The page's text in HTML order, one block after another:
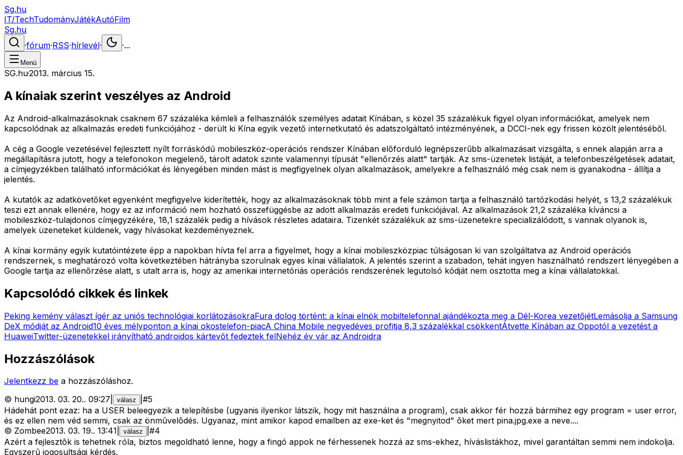
Sg.hu
IT/TechTudományJátékAutóFilm
Sg.hu
·fórum·RSS·hírlevél· ·...
Menü
SG.hu·2013. március 15.
A kínaiak szerint veszélyes az Android
Az Android-alkalmazásoknak csaknem 67 százaléka kémleli a felhasználók személyes adatait Kínában, s közel 35 százalékuk figyel olyan információkat, amelyek nem
kapcsolódnak az alkalmazás eredeti funkciójához - derült ki Kína egyik vezető internetkutató és adatszolgáltató intézményének, a DCCI-nek egy frissen közölt jelentéséből.
A cég a Google vezetésével fejlesztett nyílt forráskódú mobileszköz-operációs rendszer Kínában előforduló legnépszerűbb alkalmazásait vizsgálta, s ennek alapján arra a
megállapításra jutott, hogy a telefonokon megjelenő, tárolt adatok szinte valamennyi típusát "ellenőrzés alatt" tartják. Az sms-üzenetek listáját, a telefonbeszélgetések adatait,
a címjegyzékben található információkat és lényegében minden mást is megfigyelnek olyan alkalmazások, amelyekre a felhasználó még csak nem is gyanakodna - állítja a
jelentés.
A kutatók az adatkövetőket egyenként megfigyelve kiderítették, hogy az alkalmazásoknak több mint a fele számon tartja a felhasználó tartózkodási helyét, s 13,2 százalékuk
teszi ezt annak ellenére, hogy ez az információ nem hozható összefüggésbe az adott alkalmazás eredeti funkciójával. Az alkalmazások 21,2 százaléka kíváncsi a
mobileszköz-tulajdonos címjegyzékére, 18,1 százalék pedig a hívások részletes adataira. Tizenkét százalékuk az sms-üzenetekre specializálódott, s vannak olyanok is,
amelyek üzeneteket küldenek, vagy hívásokat kezdeményeznek.
A kínai kormány egyik kutatóintézete épp a napokban hívta fel arra a figyelmet, hogy a kínai mobileszközpiac túlságosan ki van szolgáltatva az Android operációs
rendszernek, s meghatározó volta következtében hátrányba szorulnak egyes kínai vállalatok. A jelentés szerint a szabadon, tehát ingyen használható rendszert lényegében a
Google tartja az ellenőrzése alatt, s utalt arra is, hogy az amerikai internetóriás operációs rendszerének legutolsó kódját nem osztotta meg a kínai vállalatokkal.
Kapcsolódó cikkek és linkek
Peking kemény választ ígér az uniós technológiai korlátozásokraFura dolog történt: a kínai elnök mobiltelefonnal ajándékozta meg a Dél-Korea vezetőjétLemásolja a Samsung
DeX módját az Android10 éves mélyponton a kínai okostelefon-piacA China Mobile negyedéves profitja 8,3 százalékkal csökkentÁtvette Kínában az Oppotól a vezetést a
HuaweiTwitter-üzenetekkel irányítható androidos kártevőt fedeztek felNehéz év vár az Androidra
Hozzászólások
Jelentkezz be a hozzászóláshoz.
© hungi2013. 03. 20.. 09:27 válasz #5
Hádehát pont ezaz: ha a USER beleegyezik a telepítésbe (ugyanis ilyenkor látszik, hogy mit használna a program), csak akkor fér hozzá bármihez egy program = user error,
és ez ellen nem véd semmi, csak az önmûvelõdés. Ugyanaz, mint amikor kapod emailben az exe-ket és "megnyitod" õket mert pina.jpg.exe a neve....
© Zombee2013. 03. 19.. 13:41 válasz #4
Azért a fejlesztõk is tehetnek róla, biztos megoldható lenne, hogy a fingó appok ne férhessenek hozzá az sms-ekhez, híváslistákhoz, mivel garantáltan semmi nem indokolja.
Egyszerû jogosultsági kérdés.